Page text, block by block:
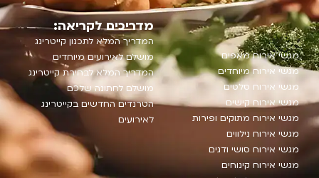
מגשי אירוח מאפים
מגשי אירוח מיוחדים
מגשי אירוח סלטים
מגשי אירוח קישים
מגשי אירוח מתוקים ופירות
מגשי אירוח נילווים
מגשי אירוח סושי ודגים
מגשי אירוח קינוחים
מדריכים לקריאה:
המדריך המלא לתכנון קייטרינג
מושלם לאירועים מיוחדים
המדריך המלא לבחירת קייטרינג
מושלם לחתונה שלכם
הטרנדים החדשים בקייטרינג
לאירועים